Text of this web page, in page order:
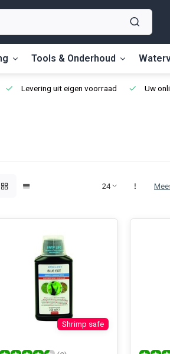
Tools & Onderhoud
Levering uit eigen voorraad Uw
Shrimp safe